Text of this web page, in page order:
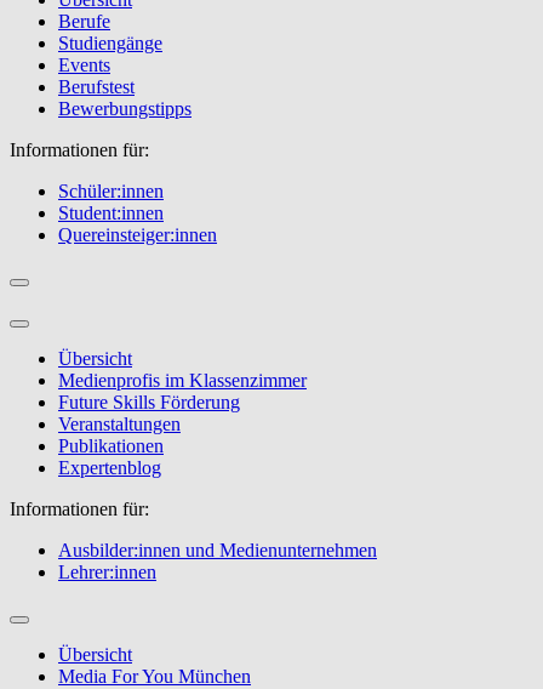
Berufe
Studiengänge
Events
Berufstest
Bewerbungstipps
Informationen für:
Schüler:innen
Student:innen
Quereinsteiger:innen
Übersicht
Medienprofis im Klassenzimmer
Future Skills Förderung
Veranstaltungen
Publikationen
Expertenblog
Informationen für:
Ausbilder:innen und Medienunternehmen
Lehrer:innen
Übersicht
Media For You München